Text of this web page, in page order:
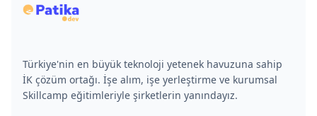
Türkiye'nin en büyük teknoloji yetenek havuzuna sahip
İK çözüm ortağı. İşe alım, işe yerleştirme ve kurumsal
Skillcamp eğitimleriyle şirketlerin yanındayız.